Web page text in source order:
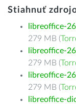
Stiahnuť
libreoffice-
279 MB (
libreoffice-
279 MB (
libreoffice-
279 MB (
libreoffice-